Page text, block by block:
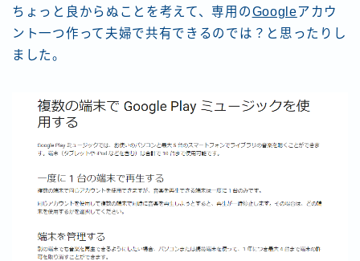
ちょっと良からぬことを考えて、専用のGoogleアカウ
ント一つ作って夫婦で共有できるのでは？と思ったりし
ました。